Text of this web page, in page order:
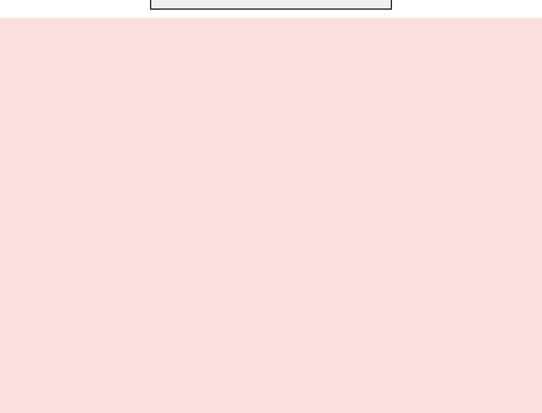
Cookie & Privatlivsoplysninger